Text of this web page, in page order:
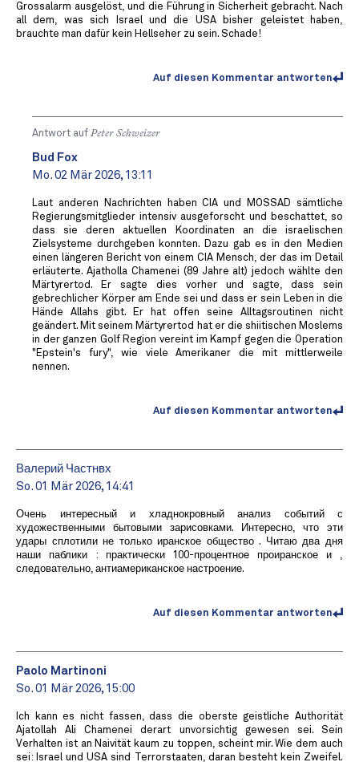
Grossalarm ausgelöst, und die Führung in Sicherheit gebracht. Nach
all dem, was sich Israel und die USA bisher geleistet haben,
brauchte man dafür kein Hellseher zu sein. Schade!
Auf diesen Kommentar antworten
Antwort auf Peter Schweizer
Bud Fox
Mo. 02 Mär 2026, 13:11
Laut anderen Nachrichten haben CIA und MOSSAD sämtliche
Regierungsmitglieder intensiv ausgeforscht und beschattet, so
dass sie deren aktuellen Koordinaten an die israelischen
Zielsysteme durchgeben konnten. Dazu gab es in den Medien
einen längeren Bericht von einem CIA Mensch, der das im Detail
erläuterte. Ajatholla Chamenei (89 Jahre alt) jedoch wählte den
Märtyrertod. Er sagte dies vorher und sagte, dass sein
gebrechlicher Körper am Ende sei und dass er sein Leben in die
Hände Allahs gibt. Er hat offen seine Alltagsroutinen nicht
geändert. Mit seinem Märtyrertod hat er die shiitischen Moslems
in der ganzen Golf Region vereint im Kampf gegen die Operation
"Epstein's fury", wie viele Amerikaner die mit mittlerweile
nennen.
Auf diesen Kommentar antworten
Валерий Частнвх
So. 01 Mär 2026, 14:41
Очень интересный и хладнокровный анализ событий с
художественными бытовыми зарисовками. Интересно, что эти
удары сплотили не только иранское общество . Читаю два дня
наши паблики : практически 100-процентное проиранское и ,
следовательно, антиамериканское настроение.
Auf diesen Kommentar antworten
Paolo Martinoni
So. 01 Mär 2026, 15:00
Ich kann es nicht fassen, dass die oberste geistliche Authorität
Ajatollah Ali Chamenei derart unvorsichtig gewesen sei. Sein
Verhalten ist an Naivität kaum zu toppen, scheint mir. Wie dem auch
sei: Israel und USA sind Terrorstaaten, daran besteht kein Zweifel.